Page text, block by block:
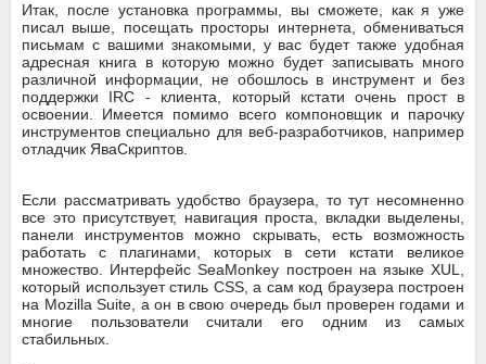
Итак, после установка программы, вы сможете, как я уже
писал выше, посещать просторы интернета, обмениваться
письмам с вашими знакомыми, у вас будет также удобная
адресная книга в которую можно будет записывать много
различной информации, не обошлось в инструмент и без
поддержки IRC - клиента, который кстати очень прост в
освоении. Имеется помимо всего компоновщик и парочку
инструментов специально для веб-разработчиков, например
отладчик ЯваСкриптов.
Если рассматривать удобство браузера, то тут несомненно
все это присутствует, навигация проста, вкладки выделены,
панели инструментов можно скрывать, есть возможность
работать с плагинами, которых в сети кстати великое
множество. Интерфейс SeaMonkey построен на языке XUL,
который использует стиль CSS, а сам код браузера построен
на Mozilla Suite, а он в свою очередь был проверен годами и
многие пользователи считали его одним из самых
стабильных.